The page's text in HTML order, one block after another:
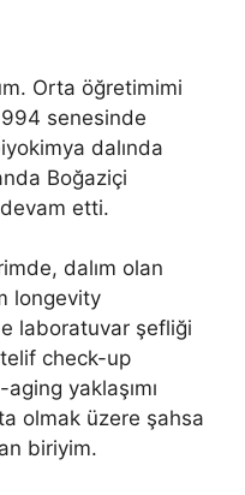
Orta öğretimimi
senesinde
dalında
Boğaziçi
etti.
dalım olan
longevity
laboratuvar şefliği
check-up
yaklaşımı
olmak üzere şahsa
biriyim.